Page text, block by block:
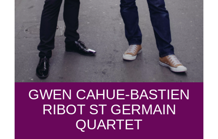
GWEN CAHUE-BASTIEN
RIBOT ST GERMAIN
QUARTET